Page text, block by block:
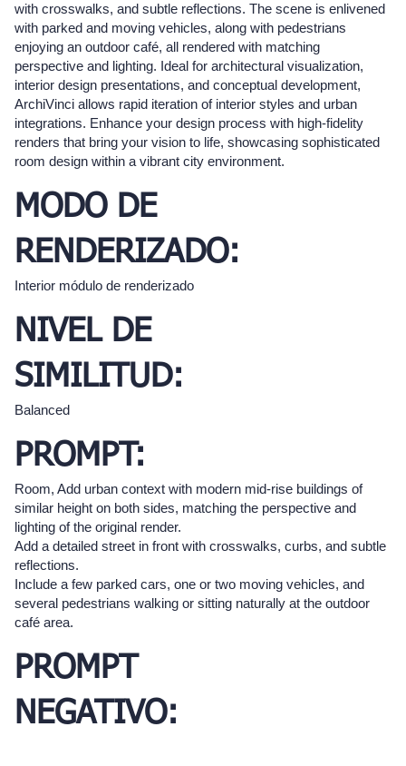
with crosswalks, and subtle reflections. The scene is enlivened
with parked and moving vehicles, along with pedestrians
enjoying an outdoor café, all rendered with matching
perspective and lighting. Ideal for architectural visualization,
interior design presentations, and conceptual development,
ArchiVinci allows rapid iteration of interior styles and urban
integrations. Enhance your design process with high-fidelity
renders that bring your vision to life, showcasing sophisticated
room design within a vibrant city environment.
MODO DE
RENDERIZADO:
Interior módulo de renderizado
NIVEL DE
SIMILITUD:
Balanced
PROMPT:
Room, Add urban context with modern mid-rise buildings of
similar height on both sides, matching the perspective and
lighting of the original render.
Add a detailed street in front with crosswalks, curbs, and subtle
reflections.
Include a few parked cars, one or two moving vehicles, and
several pedestrians walking or sitting naturally at the outdoor
café area.
PROMPT
NEGATIVO: